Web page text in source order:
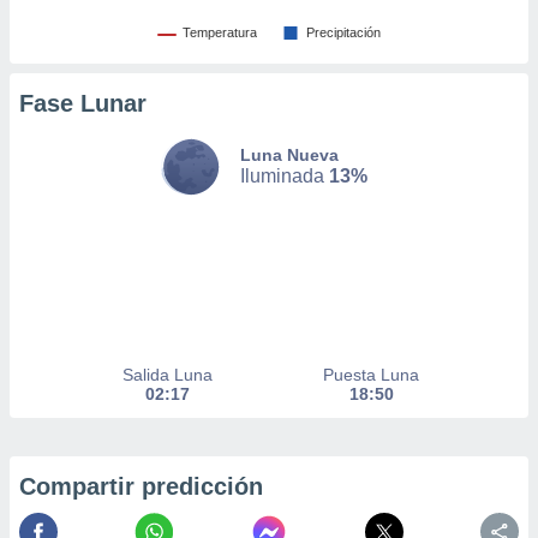
en
Temperatura Precipitación
Fase Lunar
Luna Nueva
Iluminada 13%
Salida Luna
02:17
Puesta Luna
18:50
Compartir predicción